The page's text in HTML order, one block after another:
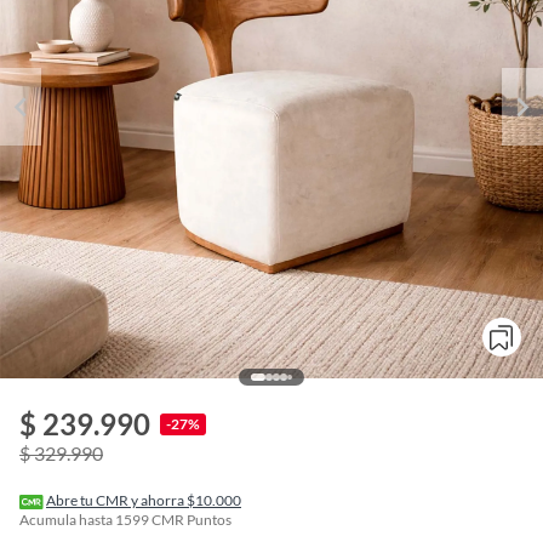
$ 239.990 -27%
$ 329.990
Abre tu CMR y ahorra $10.000
Acumula hasta 1599CMR Puntos
l
l
I
n
o